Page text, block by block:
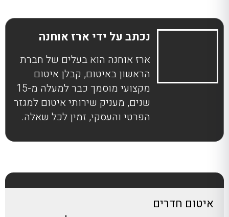
נכתב על ידי ארז אוחנה
ארז אוחנה הוא בעלים של חברת
הראשון באיטום, קבלן איטום
מקצועי מוסמך כבר למעלה מ-15
שנים, מעניק שירותי איטום למגזר
הפרטי והעסקי, זמין לכל שאלה.
איטום חדרים